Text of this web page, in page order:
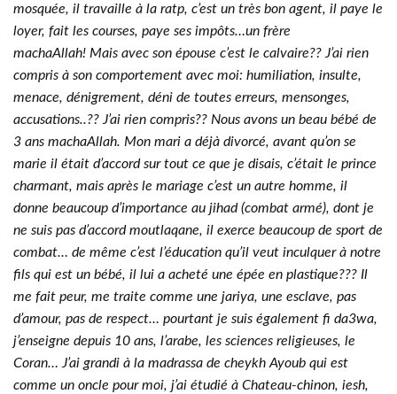
mosquée, il travaille à la ratp, c’est un très bon agent, il paye le
loyer, fait les courses, paye ses impôts…un frère
machaAllah! Mais avec son épouse c’est le calvaire?? J’ai rien
compris à son comportement avec moi: humiliation, insulte,
menace, dénigrement, déni de toutes erreurs, mensonges,
accusations..?? J’ai rien compris?? Nous avons un beau bébé de
3 ans machaAllah. Mon mari a déjà divorcé, avant qu’on se
marie il était d’accord sur tout ce que je disais, c’était le prince
charmant, mais après le mariage c’est un autre homme, il
donne beaucoup d’importance au jihad (combat armé), dont je
ne suis pas d’accord moutlaqane, il exerce beaucoup de sport de
combat… de même c’est l’éducation qu’il veut inculquer à notre
fils qui est un bébé, il lui a acheté une épée en plastique??? Il
me fait peur, me traite comme une jariya, une esclave, pas
d’amour, pas de respect… pourtant je suis également fi da3wa,
j’enseigne depuis 10 ans, l’arabe, les sciences religieuses, le
Coran… J’ai grandi à la madrassa de cheykh Ayoub qui est
comme un oncle pour moi, j’ai étudié à Chateau-chinon, iesh,